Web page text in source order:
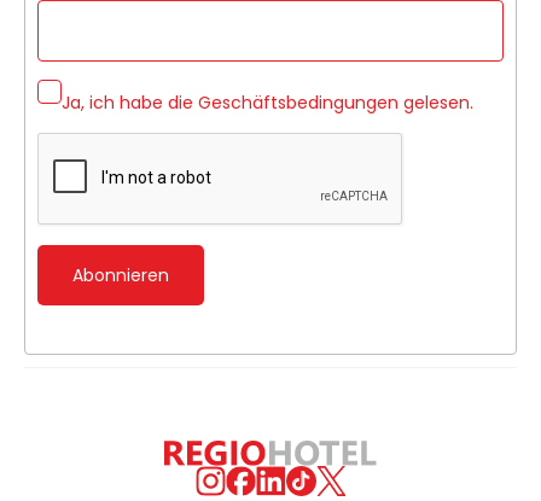
Ja, ich habe die Geschäftsbedingungen gelesen.
Abonnieren